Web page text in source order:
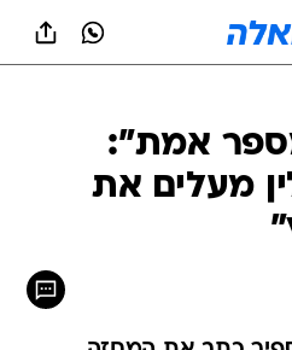
אמת":
מעלים את